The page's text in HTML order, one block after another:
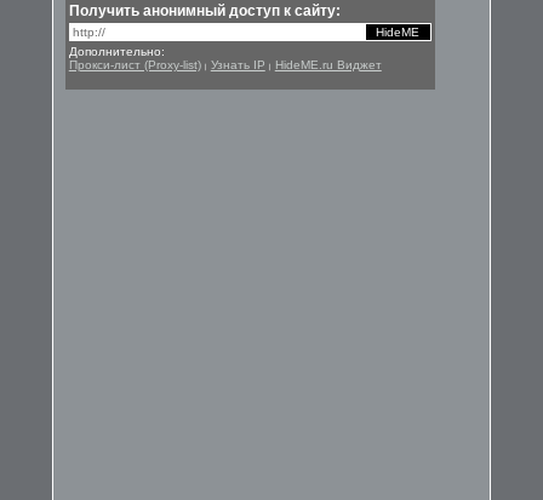
Получить анонимный доступ к сайту:
Дополнительно:
Прокси-лист (Proxy-list) | Узнать IP | HideME.ru Виджет